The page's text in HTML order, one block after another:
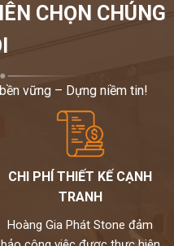
CHỌN CHÚNG
vững – Dựng niềm tin!
CHI PHÍ THIẾT KẾ CẠNH
TRANH
Hoàng Gia Phát Stone đảm